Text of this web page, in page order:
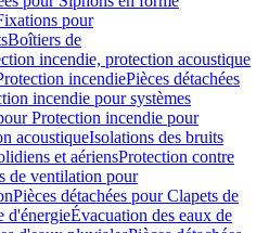
pour
Boîtiers de
incendie, protection acoustique
incendiePièces détachées
incendie pour systèmes
Protection incendie pour
acoustiqueIsolations des bruits
et aériensProtection contre
de ventilation pour
Pièces détachées pour Clapets de
d'énergieÉvacuation des eaux de